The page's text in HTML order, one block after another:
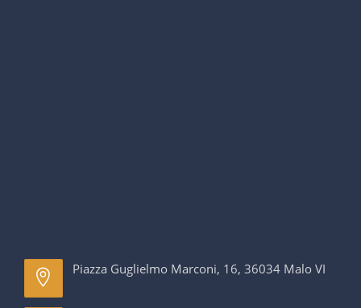
Piazza Guglielmo Marconi, 16, 36034 Malo VI